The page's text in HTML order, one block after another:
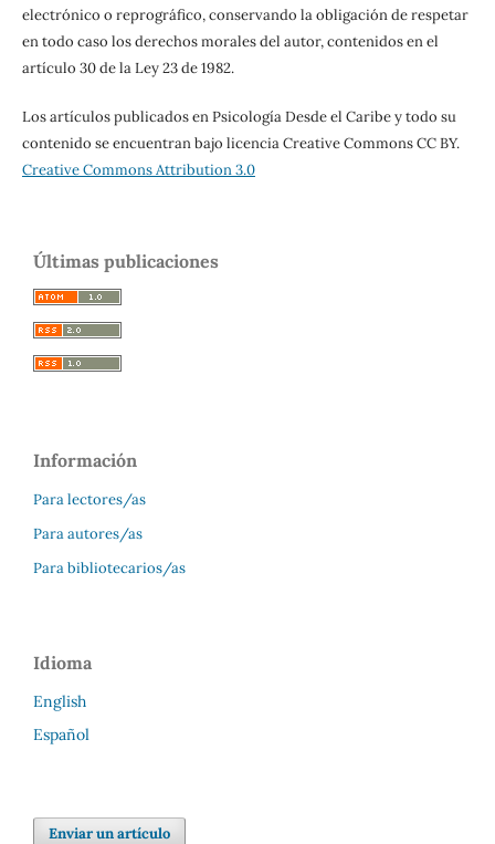
electrónico o reprográfico, conservando la obligación de respetar
en todo caso los derechos morales del autor, contenidos en el
artículo 30 de la Ley 23 de 1982.
Los artículos publicados en Psicología Desde el Caribe y todo su
contenido se encuentran bajo licencia Creative Commons CC BY.
Creative Commons Attribution 3.0
Últimas publicaciones
Información
Para lectores/as
Para autores/as
Para bibliotecarios/as
Idioma
English
Español
Enviar un artículo